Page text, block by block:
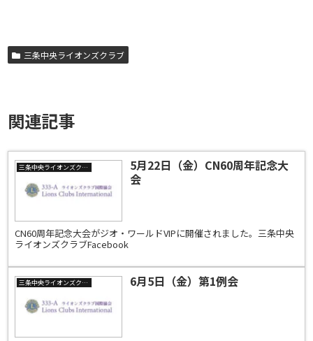
三条中央ライオンズクラブ
関連記事
三条中央ライオンズクラブ
5月22日（金）CN60周年記念大
会
CN60周年記念大会がジオ・ワールドVIPに開催されました。三条中央
ライオンズクラブFacebook
三条中央ライオンズクラブ 6月5日（金）第1例会